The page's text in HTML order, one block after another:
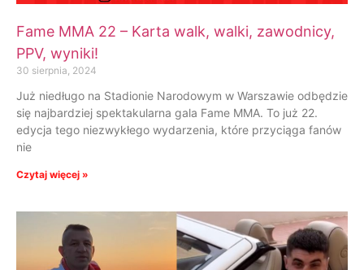
Fame MMA 22 – Karta walk, walki, zawodnicy,
PPV, wyniki!
30 sierpnia, 2024
Już niedługo na Stadionie Narodowym w Warszawie odbędzie
się najbardziej spektakularna gala Fame MMA. To już 22.
edycja tego niezwykłego wydarzenia, które przyciąga fanów
nie
Czytaj więcej »